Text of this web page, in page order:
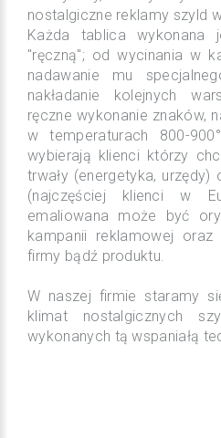
nostalgiczne reklamy szyld
Każda tablica wykonana
"ręczną"; od wycinania w
nadawanie mu
nakładanie kolejnych
ręczne wykonanie znaków,
w temperaturach 800-
wybierają klienci którzy
trwały (energetyka,
(najczęściej klienci w
emaliowana może być
kampanii reklamowej oraz
firmy bądź produktu.
W naszej firmie staramy
klimat nostalgicznych
wykonanych tą wspaniałą